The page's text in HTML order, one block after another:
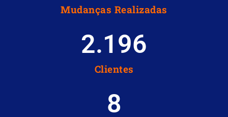
Mudanças Realizadas
Clientes
2.196
8